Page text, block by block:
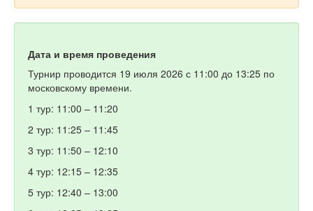
Дата и время проведения
Турнир проводится 19 июля 2026 с 11:00 до 13:25 по
московскому времени.
1 тур: 11:00 – 11:20
2 тур: 11:25 – 11:45
3 тур: 11:50 – 12:10
4 тур: 12:15 – 12:35
5 тур: 12:40 – 13:00